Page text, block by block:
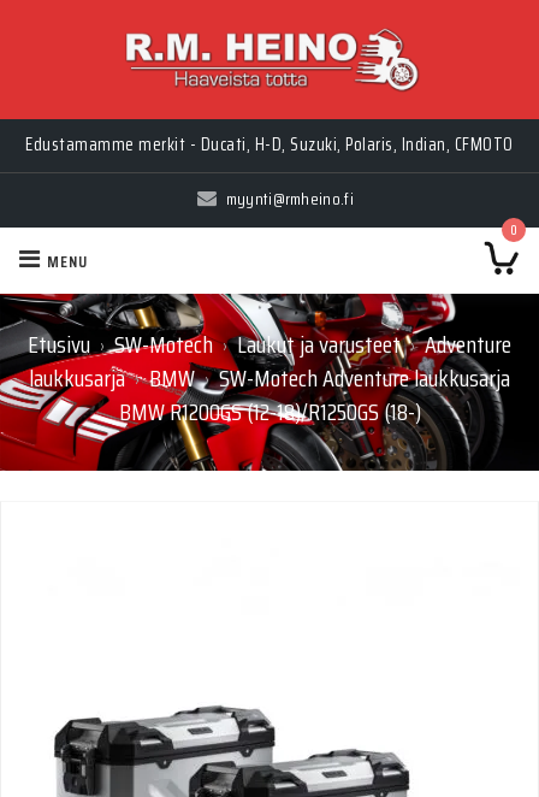
Myynti Ma-Pe 10-18, La 10-14, Huolto Ma-Pe 9-17
Edustamamme merkit - Ducati, H-D, Suzuki, Polaris, Indian, CFMOTO
myynti@rmheino.fi
0
MENU
Etusivu › SW-Motech › Laukut ja varusteet › Adventure
laukkusarja › BMW › SW-Motech Adventure laukkusarja
BMW R1200GS (12-18)/R1250GS (18-)